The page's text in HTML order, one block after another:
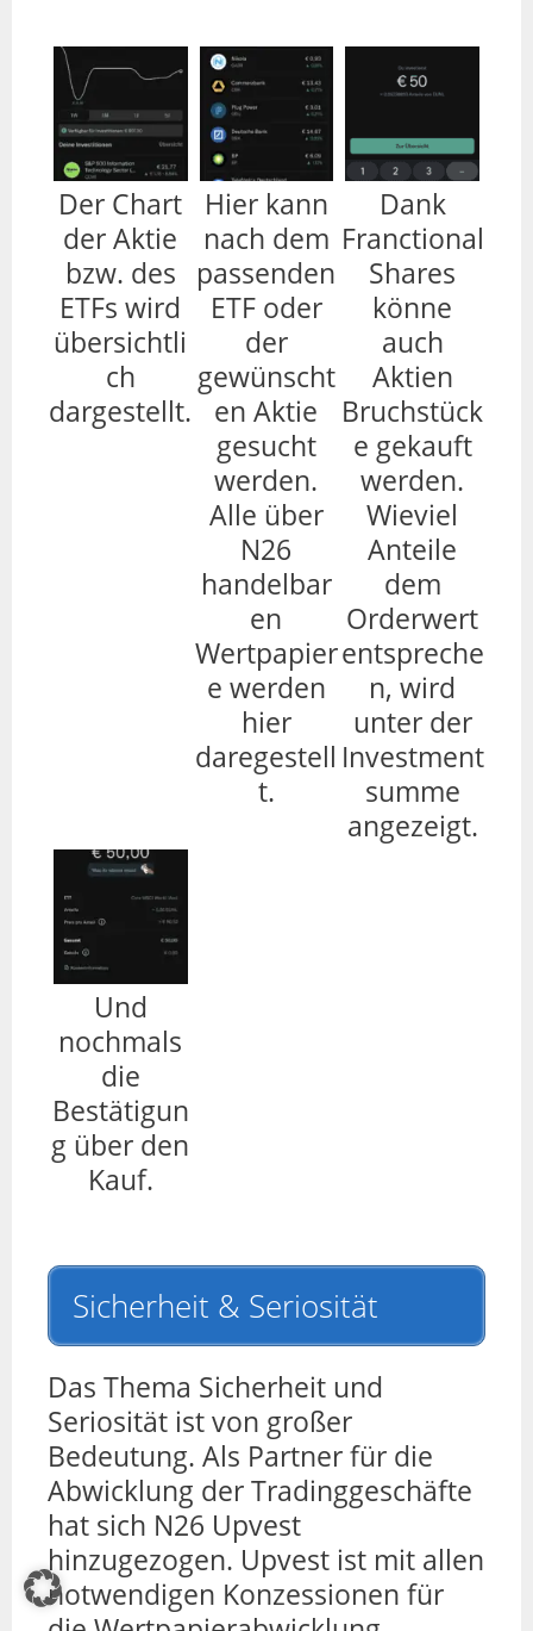
Der Chart
der Aktie
bzw. des
ETFs wird
übersichtli
ch
dargestellt.
Hier kann
nach dem
passenden
ETF oder
der
gewünscht
en Aktie
gesucht
werden.
Alle über
N26
handelbar
en
Wertpapier
e werden
hier
daregestell
t.
Dank
Franctional
Shares
könne
auch
Aktien
Bruchstück
e gekauft
werden.
Wieviel
Anteile
dem
Orderwert
entspreche
n, wird
unter der
Investment
summe
angezeigt.
Und
nochmals
die
Bestätigun
g über den
Kauf.
Sicherheit & Seriosität
Das Thema Sicherheit und
Seriosität ist von großer
Bedeutung. Als Partner für die
Abwicklung der Tradinggeschäfte
hat sich N26 Upvest
hinzugezogen. Upvest ist mit allen
notwendigen Konzessionen für